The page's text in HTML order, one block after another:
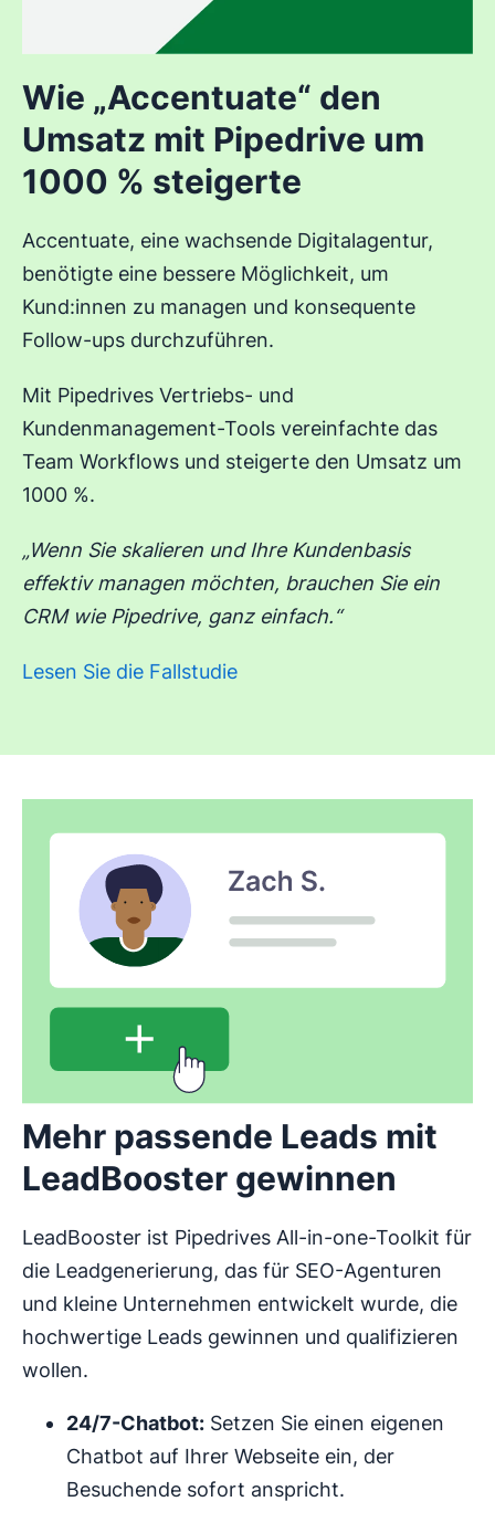
Wie „Accentuate“ den
Umsatz mit Pipedrive um
1000 % steigerte
Accentuate, eine wachsende Digitalagentur,
benötigte eine bessere Möglichkeit, um
Kund:innen zu managen und konsequente
Follow-ups durchzuführen.
Mit Pipedrives Vertriebs- und
Kundenmanagement-Tools vereinfachte das
Team Workflows und steigerte den Umsatz um
1000 %.
„Wenn Sie skalieren und Ihre Kundenbasis
effektiv managen möchten, brauchen Sie ein
CRM wie Pipedrive, ganz einfach.“
Lesen Sie die Fallstudie
Mehr passende Leads mit
LeadBooster gewinnen
LeadBooster ist Pipedrives All-in-one-Toolkit für
die Leadgenerierung, das für SEO-Agenturen
und kleine Unternehmen entwickelt wurde, die
hochwertige Leads gewinnen und qualifizieren
wollen.
24/7-Chatbot: Setzen Sie einen eigenen
Chatbot auf Ihrer Webseite ein, der
Besuchende sofort anspricht.